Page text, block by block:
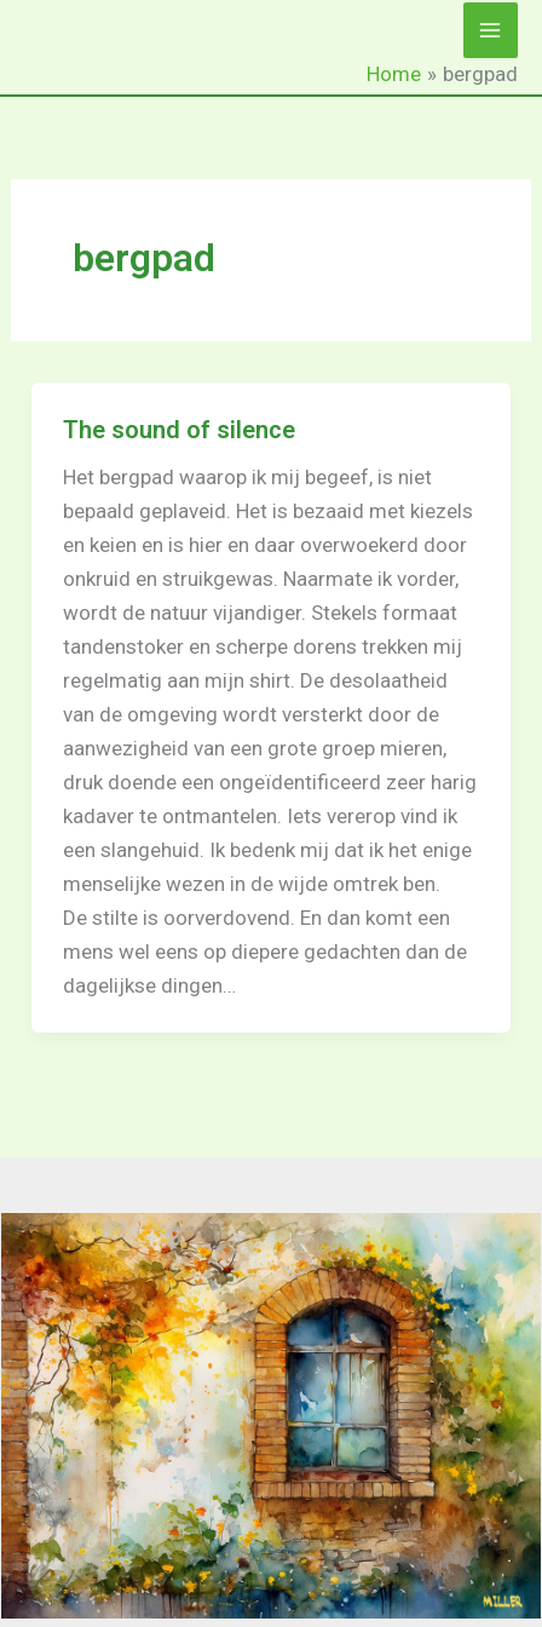
Home bergpad
bergpad
The sound of silence
Het bergpad waarop ik mij begeef, is niet
bepaald geplaveid. Het is bezaaid met kiezels
en keien en is hier en daar overwoekerd door
onkruid en struikgewas. Naarmate ik vorder,
wordt de natuur vijandiger. Stekels formaat
tandenstoker en scherpe dorens trekken mij
regelmatig aan mijn shirt. De desolaatheid
van de omgeving wordt versterkt door de
aanwezigheid van een grote groep mieren,
druk doende een ongeïdentificeerd zeer harig
kadaver te ontmantelen. Iets vererop vind ik
een slangehuid. Ik bedenk mij dat ik het enige
menselijke wezen in de wijde omtrek ben.
De stilte is oorverdovend. En dan komt een
mens wel eens op diepere gedachten dan de
dagelijkse dingen…